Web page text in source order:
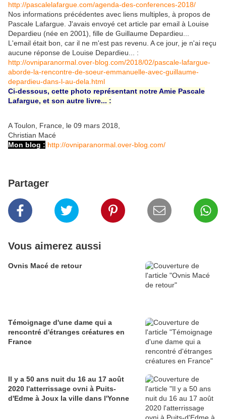
http://pascalelafargue.com/agenda-des-conferences-2018/
Nos informations précédentes avec liens multiples, à propos de
Pascale Lafargue. J'avais envoyé cet article par email à Louise
Depardieu (née en 2001), fille de Guillaume Depardieu...
L'email était bon, car il ne m'est pas revenu. A ce jour, je n'ai reçu
aucune réponse de Louise Depardieu... :
http://ovniparanormal.over-blog.com/2018/02/pascale-lafargue-
aborde-la-rencontre-de-soeur-emmanuelle-avec-guillaume-
depardieu-dans-l-au-dela.html
Ci-dessous, cette photo représentant notre Amie Pascale
Lafargue, et son autre livre... :
A Toulon, France, le 09 mars 2018,
Christian Macé
Mon blog : http://ovniparanormal.over-blog.com/
Partager
Vous aimerez aussi
Ovnis Macé de retour
Témoignage d'une dame qui a
rencontré d'étranges créatures en
France
Il y a 50 ans nuit du 16 au 17 août
2020 l'atterrissage ovni à Puits-
d'Edme à Joux la ville dans l'Yonne